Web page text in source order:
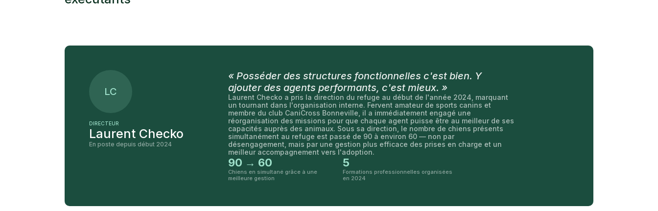
LC
DIRECTEUR
Laurent Checko
En poste depuis début 2024
« Posséder des structures fonctionnelles c'est bien. Y
ajouter des agents performants, c'est mieux. »
Laurent Checko a pris la direction du refuge au début de l'année 2024, marquant
un tournant dans l'organisation interne. Fervent amateur de sports canins et
membre du club CaniCross Bonneville, il a immédiatement engagé une
réorganisation des missions pour que chaque agent puisse être au meilleur de ses
capacités auprès des animaux. Sous sa direction, le nombre de chiens présents
simultanément au refuge est passé de 90 à environ 60 — non par
désengagement, mais par une gestion plus efficace des prises en charge et un
meilleur accompagnement vers l'adoption.
90 → 60
Chiens en simultané grâce à une
meilleure gestion
5
Formations professionnelles organisées
en 2024